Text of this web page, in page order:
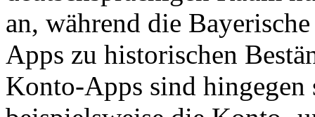
an, während die
Apps zu historischen
Konto-Apps sind hingegen